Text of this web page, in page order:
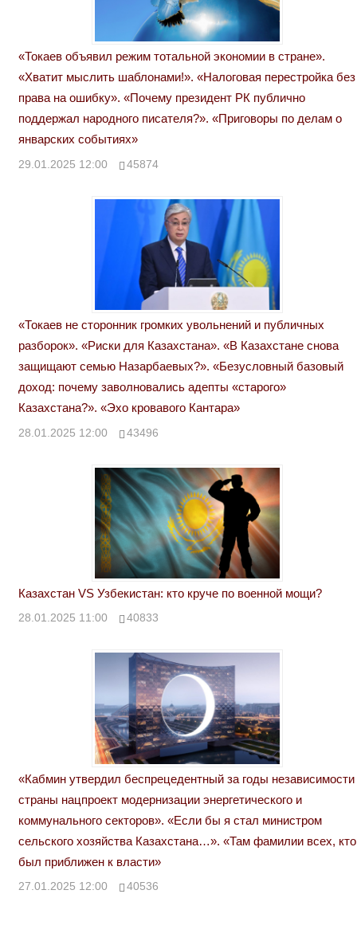
«Токаев объявил режим тотальной экономии в стране».
«Хватит мыслить шаблонами!». «Налоговая перестройка без
права на ошибку». «Почему президент РК публично
поддержал народного писателя?». «Приговоры по делам о
январских событиях»
29.01.2025 12:00 45874
«Токаев не сторонник громких увольнений и публичных
разборок». «Риски для Казахстана». «В Казахстане снова
защищают семью Назарбаевых?». «Безусловный базовый
доход: почему заволновались адепты «старого»
Казахстана?». «Эхо кровавого Кантара»
28.01.2025 12:00 43496
Казахстан VS Узбекистан: кто круче по военной мощи?
28.01.2025 11:00 40833
«Кабмин утвердил беспрецедентный за годы независимости
страны нацпроект модернизации энергетического и
коммунального секторов». «Если бы я стал министром
сельского хозяйства Казахстана…». «Там фамилии всех, кто
был приближен к власти»
27.01.2025 12:00 40536